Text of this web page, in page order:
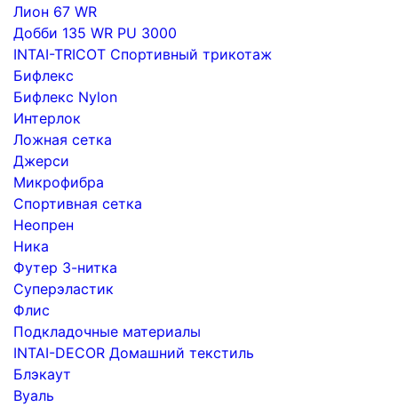
Лион 67 WR
Добби 135 WR PU 3000
INTAI-TRICOT Спортивный трикотаж
Бифлекс
Бифлекс Nylon
Интерлок
Ложная сетка
Джерси
Микрофибра
Спортивная сетка
Неопрен
Ника
Футер 3-нитка
Суперэластик
Флис
Подкладочные материалы
INTAI-DECOR Домашний текстиль
Блэкаут
Вуаль